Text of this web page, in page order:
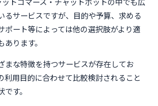
るサービスですが、目的や予算、求める
ポート等によっては他の選択肢がより適
ります。
まな特徴を持つサービスが存在してお
利用目的に合わせて比較検討されること
す。